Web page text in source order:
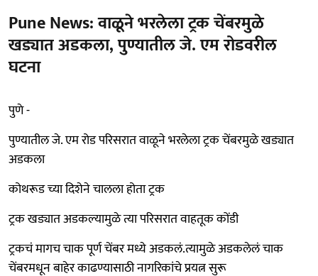
Pune News: वाळूने भरलेला ट्रक चेंबरमुळे
खड्यात अडकला, पुण्यातील जे. एम रोडवरील
घटना
पुणे -
पुण्यातील जे. एम रोड परिसरात वाळूने भरलेला ट्रक चेंबरमुळे खड्यात
अडकला
कोथरूड च्या दिशेने चालला होता ट्रक
ट्रक खड्यात अडकल्यामुळे त्या परिसरात वाहतूक कोंडी
ट्रकचं मागच चाक पूर्ण चेंबर मध्ये अडकलं.त्यामुळे अडकलेलं चाक
चेंबरमधून बाहेर काढण्यासाठी नागरिकांचे प्रयत्न सुरू